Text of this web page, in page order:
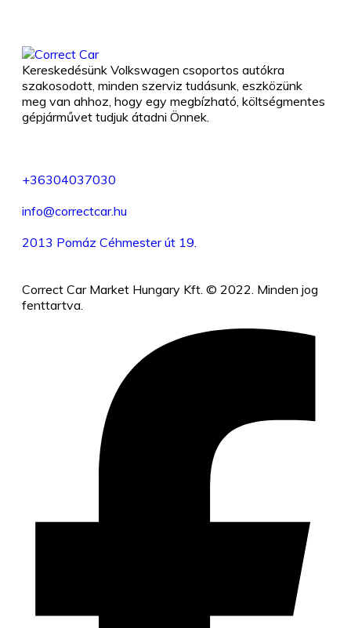
Kereskedésünk Volkswagen csoportos autókra
szakosodott, minden szerviz tudásunk, eszközünk
meg van ahhoz, hogy egy megbízható, költségmentes
gépjárművet tudjuk átadni Önnek.
+36304037030
info@correctcar.hu
2013 Pomáz Céhmester út 19.
Correct Car Market Hungary Kft. © 2022. Minden jog
fenttartva.